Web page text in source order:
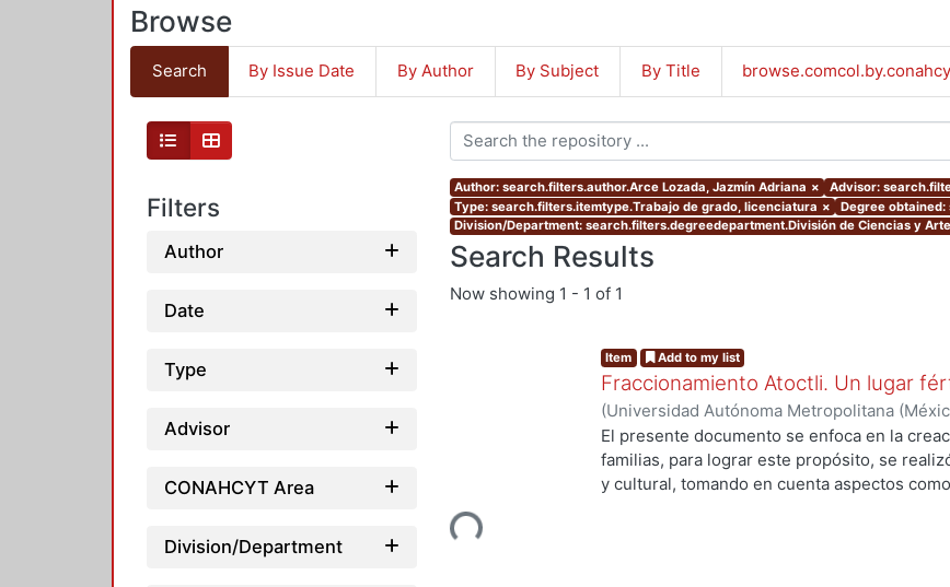
Browse
Search By Issue Date By Author By Subject By Title
Filters
Author
Date
Type
Advisor
CONAHCYT Area
Division/Department
Author: search.filters.author.Arce Lozada, Jazmín Adriana × Advisor:
Type: search.filters.itemtype.Trabajo de grado, licenciatura × Degree
Division/Department: search.filters.degreedepartment.División de Ciencias y
Search Results
Now showing 1 - 1 of 1
Loading...
Item Add to my list
Fraccionamiento Atoctli. Un lugar
(Universidad Autónoma Metropolitana
de Servicios de Información.,2023-06-30)
Lozada, Jazmín Adriana; Chávez Jiménez,
El presente documento se enfoca en la
familias, para lograr este propósito, se
y cultural, tomando en cuenta aspectos